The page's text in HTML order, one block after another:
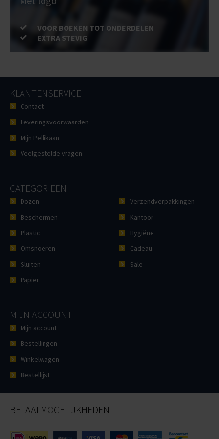
VOOR BOEKEN TOT ONDERDELEN
EXTRA STEVIG
KLANTENSERVICE
Contact
Leveringsvoorwaarden
Mijn Pellikaan
Veelgestelde vragen
CATEGORIEËN
Dozen
Beschermen
Plastic
Omsnoeren
Sluiten
Papier
Verzendverpakkingen
Kantoor
Hygiëne
Cadeau
Sale
MIJN ACCOUNT
Mijn account
Bestellingen
Winkelwagen
Bestellijst
BETAALMOGELIJKHEDEN